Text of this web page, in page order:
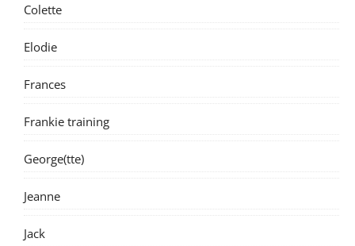
Colette
Elodie
Frances
Frankie training
George(tte)
Jeanne
Jack